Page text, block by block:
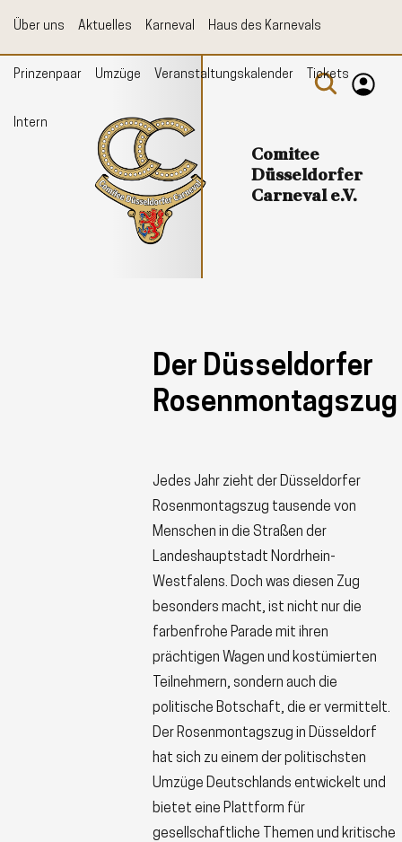
Registrierung
Über uns Aktuelles Karneval Haus des Karnevals
Prinzenpaar Umzüge Veranstaltungskalender Tickets
Intern
Comitee
Düsseldorfer
Carneval e.V.
Der Düsseldorfer
Rosenmontagszug
Jedes Jahr zieht der Düsseldorfer
Rosenmontagszug tausende von
Menschen in die Straßen der
Landeshauptstadt Nordrhein-
Westfalens. Doch was diesen Zug
besonders macht, ist nicht nur die
farbenfrohe Parade mit ihren
prächtigen Wagen und kostümierten
Teilnehmern, sondern auch die
politische Botschaft, die er vermittelt.
Der Rosenmontagszug in Düsseldorf
hat sich zu einem der politischsten
Umzüge Deutschlands entwickelt und
bietet eine Plattform für
gesellschaftliche Themen und kritische